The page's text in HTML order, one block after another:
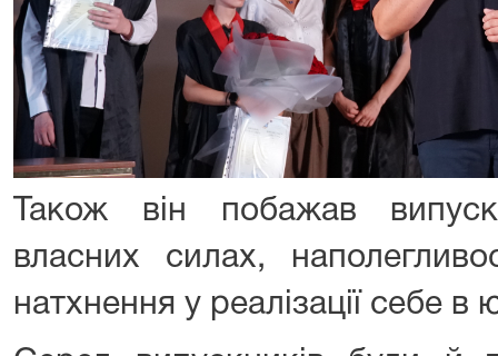
Також він побажав
власних силах,
натхнення у реалізації себе в